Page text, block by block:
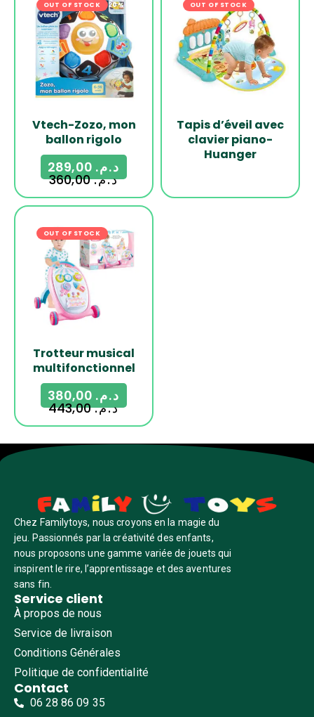
OUT OF STOCK -20%
Vtech-Zozo, mon
ballon rigolo
د.م.360,00
د.م.
OUT OF STOCK
Tapis d’éveil avec
clavier piano-
Huanger
OUT OF STOCK -14%
Trotteur musical
multifonctionnel
د.م.443,00
د.م.
Chez Familytoys, nous croyons en la magie du
jeu. Passionnés par la créativité des enfants,
nous proposons une gamme variée de jouets qui
inspirent le rire, l’apprentissage et des aventures
sans fin.
Service client
À propos de nous
Service de livraison
Conditions Générales
Politique de confidentialité
Contact
06 28 86 09 35